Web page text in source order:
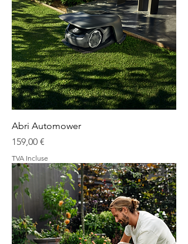
Abri Automower
Prix
159,00 €
TVA Incluse